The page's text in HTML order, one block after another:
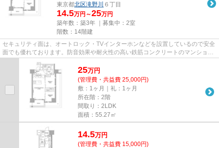
東京都北区滝野川 ６丁目
14.5万円～25万円
築年数：築3年 ｜募集中： 2室
階数：14階建
セキュリティ面は、オートロック・TVインターホンなどを設置しているので安全
面でも優れております。防音効果や耐火性の高い鉄筋コンクリートのマンショ
25万円
(管理費・共益費 25,000円)
敷：1ヶ月｜礼：1ヶ月
所在階：2階
間取り：2LDK
面積：55.27㎡
14.5万円
(管理費・共益費 15,000円)